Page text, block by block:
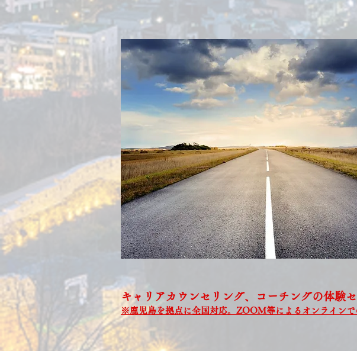
キャリアカウンセリング、コーチングの体験
※鹿児島を拠点に全国対応。ZOOM等によるオンラインで